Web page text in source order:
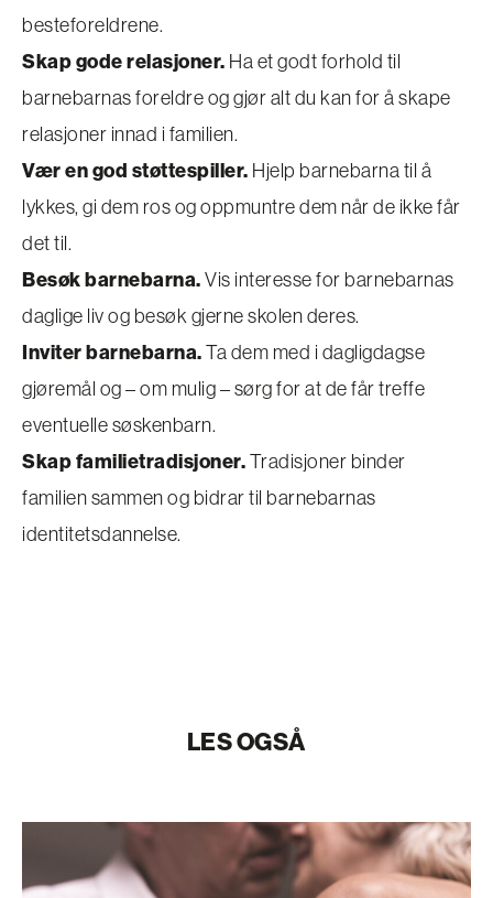
besteforeldrene.
Skap gode relasjoner. Ha et godt forhold til
barnebarnas foreldre og gjør alt du kan for å skape
relasjoner innad i familien.
Vær en god støttespiller. Hjelp barnebarna til å
lykkes, gi dem ros og oppmuntre dem når de ikke får
det til.
Besøk barnebarna. Vis interesse for barnebarnas
daglige liv og besøk gjerne skolen deres.
Inviter barnebarna. Ta dem med i dagligdagse
gjøremål og – om mulig – sørg for at de får treffe
eventuelle søskenbarn.
Skap familietradisjoner. Tradisjoner binder
familien sammen og bidrar til barnebarnas
identitetsdannelse.
LES OGSÅ